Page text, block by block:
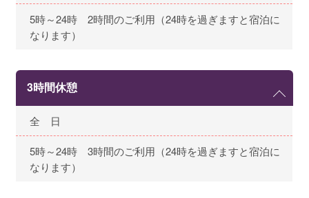
5時～24時 2時間のご利用（24時を過ぎますと宿泊に
なります）
3時間休憩
全 日
5時～24時 3時間のご利用（24時を過ぎますと宿泊に
なります）